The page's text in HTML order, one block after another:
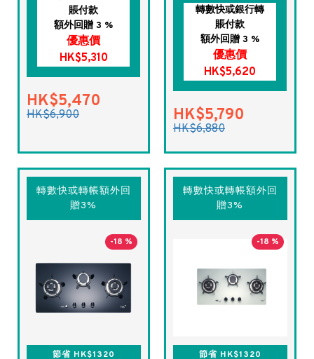
賬付款
額外回贈 3 %
優惠價
HK$5,310
HK$5,470
HK$6,900
轉數快或銀行轉
賬付款
額外回贈 3 %
優惠價
HK$5,620
HK$5,790
HK$6,880
轉數快或轉帳額外回
贈3%
-18 %
節省 HK$1320
轉數快或轉帳額外回
贈3%
-18 %
節省 HK$1320